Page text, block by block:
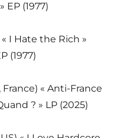
EP (1977)
I Hate the Rich »
(1977)
France) « Anti-France
? » LP (2025)